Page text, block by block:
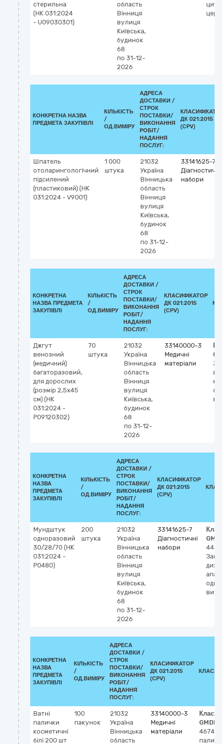
стерильна
(НК 031:2024
- U09030301)
область
Вінниця
вулиця
Київська,
будинок
68
по 31-12-
2026
КОНКРЕТНА НАЗВА
ПРЕДМЕТА ЗАКУПІВЛІ
КІЛЬКІСТЬ
/
ОД.ВИМІРУ
АДРЕСА
ДОСТАВКИ /
СТРОК
ПОСТАВКИ/
ВИКОНАННЯ
РОБІТ/
НАДАННЯ
ПОСЛУГ:
ДК 021:2015
(CPV)
Шпатель
отоларингологічний
підсилений
(пластиковий) (НК
031:2024 - V9001)
1 000
штука
21032
Україна
Вінницька
область
Вінниця
вулиця
Київська,
будинок
68
по 31-12-
2026
33141625-7
Діагностичні
набори
КОНКРЕТНА
НАЗВА ПРЕДМЕТА
ЗАКУПІВЛІ
КІЛЬКІСТЬ
/
ОД.ВИМІРУ
АДРЕСА
ДОСТАВКИ /
СТРОК
ПОСТАВКИ/
ВИКОНАННЯ
РОБІТ/
НАДАННЯ
ПОСЛУГ:
КЛАСИФІКАТОР
ДК 021:2015
(CPV)
Джгут
венозний
(медичний)
багаторазовий,
для дорослих
(розмір 2,5х45
см) (НК
031:2024 -
P09120302)
70
штука
21032
Україна
Вінницька
область
Вінниця
вулиця
Київська,
будинок
68
по 31-12-
2026
33140000-3
Медичні
матеріали
КОНКРЕТНА
НАЗВА
ПРЕДМЕТА
ЗАКУПІВЛІ
КІЛЬКІСТЬ
/
ОД.ВИМІРУ
АДРЕСА
ДОСТАВКИ /
СТРОК
ПОСТАВКИ/
ВИКОНАННЯ
РОБІТ/
НАДАННЯ
ПОСЛУГ:
КЛАСИФІКАТОР
ДК 021:2015
(CPV)
Мундштук
одноразовий
30/28/70 (НК
031:2024 -
P0480)
200
штука
21032
Україна
Вінницька
область
Вінниця
вулиця
Київська,
будинок
68
по 31-12-
2026
33141625-7
Діагностичні
набори
КОНКРЕТНА
НАЗВА
ПРЕДМЕТА
ЗАКУПІВЛІ
КІЛЬКІСТЬ
/
ОД.ВИМІРУ
АДРЕСА
ДОСТАВКИ /
СТРОК
ПОСТАВКИ/
ВИКОНАННЯ
РОБІТ/
НАДАННЯ
ПОСЛУГ:
КЛАСИФІКАТОР
ДК 021:2015
(CPV)
Ватні
палички
косметичні
білі 200 шт
100
пакунок
21032
Україна
Вінницька
область
33140000-3
Медичні
матеріали
46743